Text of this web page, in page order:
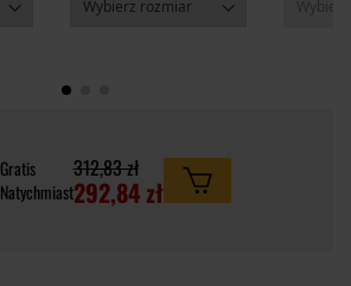
Gratis
Natychmiast
312,83 zł
292,84 zł